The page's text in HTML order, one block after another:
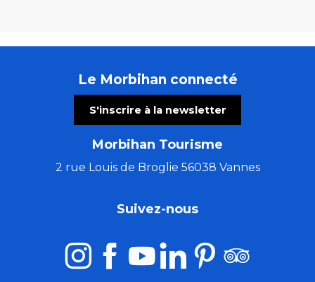
Le Morbihan connecté
S'inscrire à la newsletter
Morbihan Tourisme
2 rue Louis de Broglie 56038 Vannes
Suivez-nous